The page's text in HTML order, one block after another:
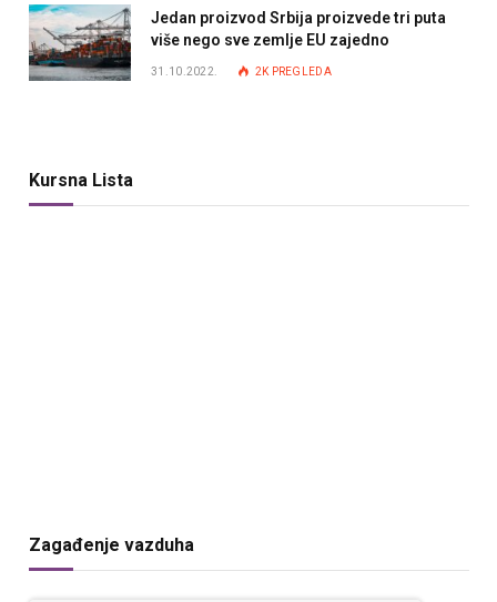
Jedan proizvod Srbija proizvede tri puta
više nego sve zemlje EU zajedno
31.10.2022. 2K PREGLEDA
Kursna Lista
Zagađenje vazduha